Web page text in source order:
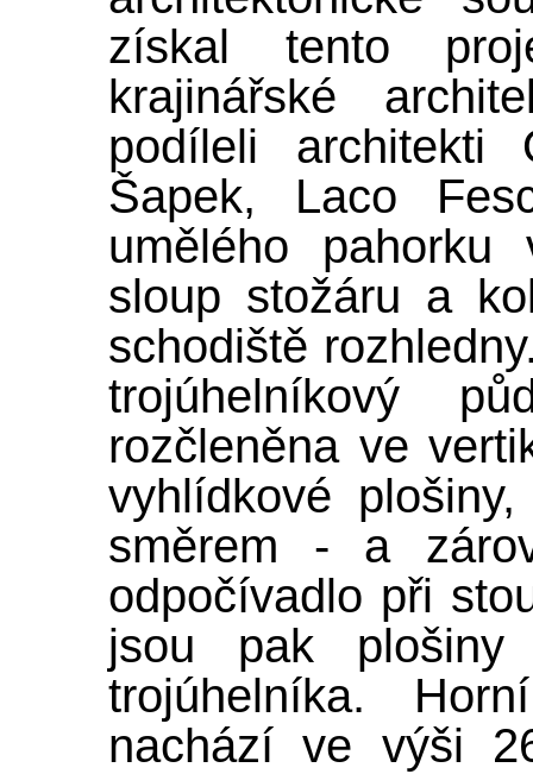
získal tento
krajinářské
podíleli architekti
Šapek, Laco
umělého pahorku
sloup stožáru a
schodiště
trojúhelníkový
rozčleněna ve
vyhlídkové
směrem - a
odpočívadlo při
jsou pak
trojúhelníka.
nachází ve výši